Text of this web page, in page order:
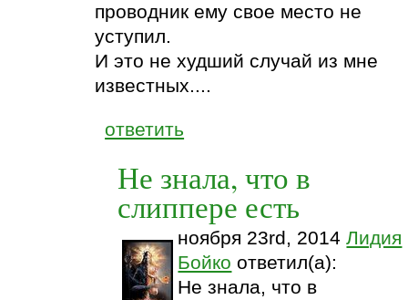
проводник ему свое место не
уступил.
И это не худший случай из мне
известных....
ответить
Не знала, что в
слиппере есть
ноября 23rd, 2014Лидия
Бойко ответил(а):
Не знала, что в